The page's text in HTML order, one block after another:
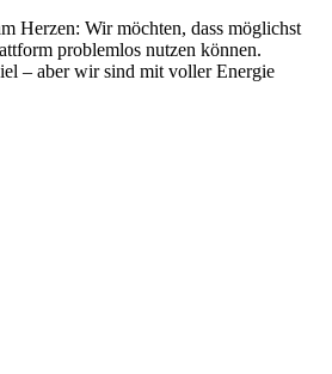
Herzen: Wir möchten, dass möglichst
problemlos nutzen können.
– aber wir sind mit voller Energie